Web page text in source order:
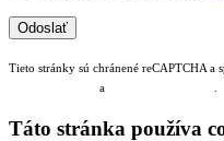
Tieto stránky sú chránené reCAPTCHA a
a
Táto stránka používa